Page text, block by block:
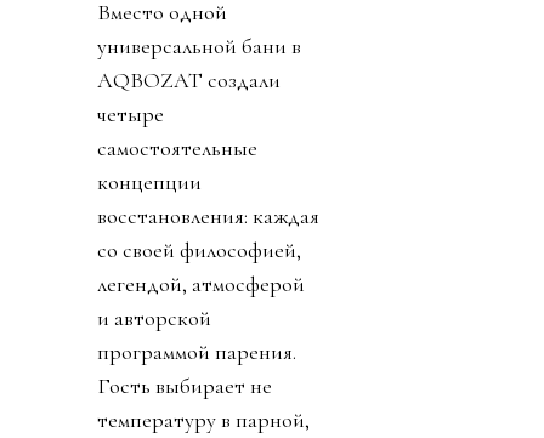
Вместо одной
универсальной бани в
AQBOZAT создали
четыре
самостоятельные
концепции
восстановления: каждая
со своей философией,
легендой, атмосферой
и авторской
программой парения.
Гость выбирает не
температуру в парной,